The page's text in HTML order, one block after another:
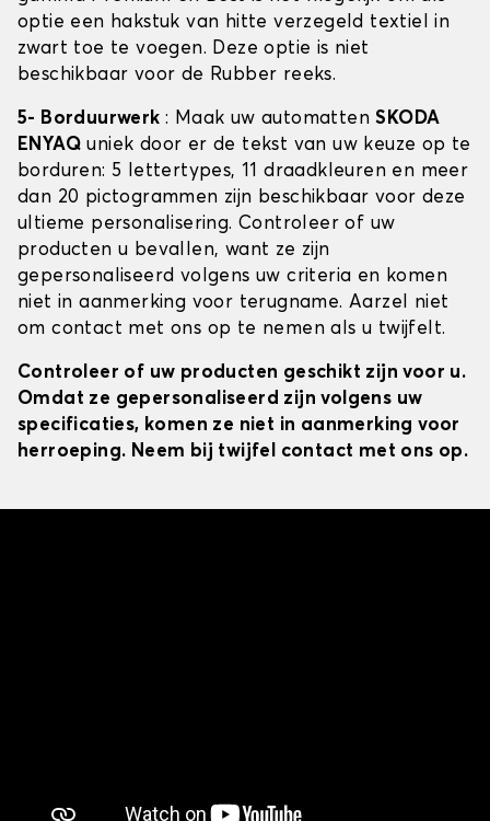
optie een hakstuk van hitte verzegeld textiel in
zwart toe te voegen. Deze optie is niet
beschikbaar voor de Rubber reeks.
5- Borduurwerk : Maak uw automattenSKODA
ENYAQ uniek door er de tekst van uw keuze op te
borduren: 5 lettertypes, 11 draadkleuren en meer
dan 20 pictogrammen zijn beschikbaar voor deze
ultieme personalisering. Controleer of uw
producten u bevallen, want ze zijn
gepersonaliseerd volgens uw criteria en komen
niet in aanmerking voor terugname. Aarzel niet
om contact met ons op te nemen als u twijfelt.
Controleer of uw producten geschikt zijn voor u.
Omdat ze gepersonaliseerd zijn volgens uw
specificaties, komen ze niet in aanmerking voor
herroeping. Neem bij twijfel contact met ons op.